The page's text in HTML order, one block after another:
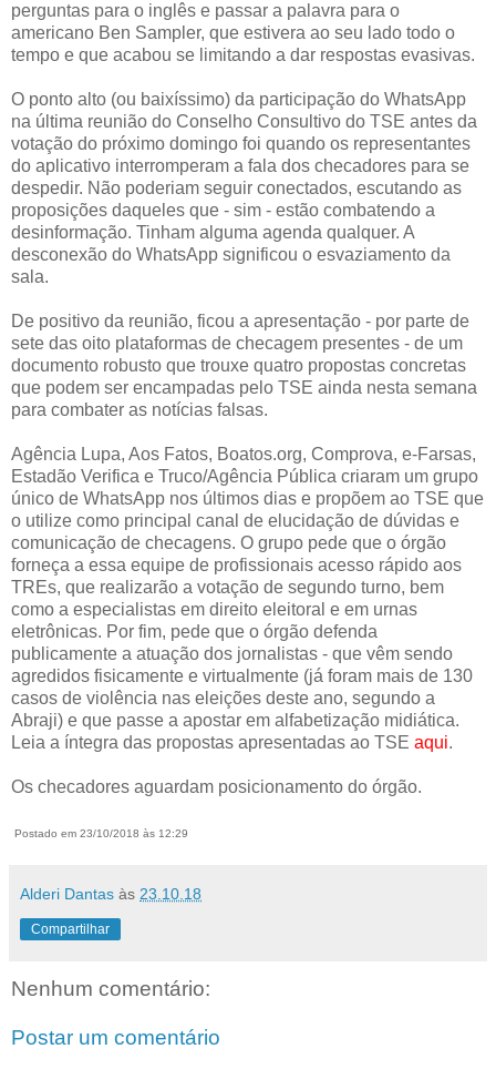
perguntas para o inglês e passar a palavra para o
americano Ben Sampler, que estivera ao seu lado todo o
tempo e que acabou se limitando a dar respostas evasivas.
O ponto alto (ou baixíssimo) da participação do WhatsApp
na última reunião do Conselho Consultivo do TSE antes da
votação do próximo domingo foi quando os representantes
do aplicativo interromperam a fala dos checadores para se
despedir. Não poderiam seguir conectados, escutando as
proposições daqueles que - sim - estão combatendo a
desinformação. Tinham alguma agenda qualquer. A
desconexão do WhatsApp significou o esvaziamento da
sala.
De positivo da reunião, ficou a apresentação - por parte de
sete das oito plataformas de checagem presentes - de um
documento robusto que trouxe quatro propostas concretas
que podem ser encampadas pelo TSE ainda nesta semana
para combater as notícias falsas.
Agência Lupa, Aos Fatos, Boatos.org, Comprova, e-Farsas,
Estadão Verifica e Truco/Agência Pública criaram um grupo
único de WhatsApp nos últimos dias e propõem ao TSE que
o utilize como principal canal de elucidação de dúvidas e
comunicação de checagens. O grupo pede que o órgão
forneça a essa equipe de profissionais acesso rápido aos
TREs, que realizarão a votação de segundo turno, bem
como a especialistas em direito eleitoral e em urnas
eletrônicas. Por fim, pede que o órgão defenda
publicamente a atuação dos jornalistas - que vêm sendo
agredidos fisicamente e virtualmente (já foram mais de 130
casos de violência nas eleições deste ano, segundo a
Abraji) e que passe a apostar em alfabetização midiática.
Leia a íntegra das propostas apresentadas ao TSE aqui.
Os checadores aguardam posicionamento do órgão.
Postado em 23/10/2018 às 12:29
Alderi Dantas às 23.10.18
Compartilhar
Nenhum comentário:
Postar um comentário